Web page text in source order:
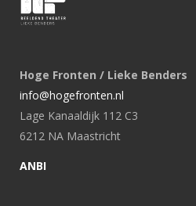
Hoge Fronten / Lieke Benders
info@hogefronten.nl
Lage Kanaaldijk 112 C3
6212 NA Maastricht
ANBI